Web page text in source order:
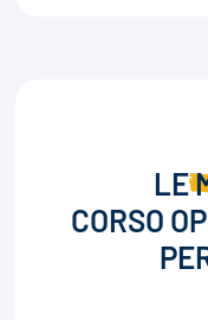
LE
CORSO